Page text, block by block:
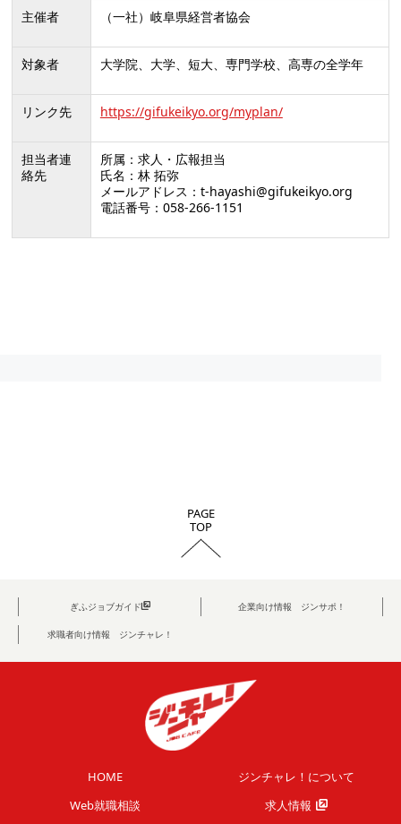
主催者 （一社）岐阜県経営者協会
対象者 大学院、大学、短大、専門学校、高専の全学年
リンク先 https://gifukeikyo.org/myplan/
担当者連
絡先
所属：求人・広報担当
氏名：林 拓弥
メールアドレス：t-hayashi@gifukeikyo.org
電話番号：058-266-1151
PAGE
TOP
ぎふジョブガイド 企業向け情報 ジンサポ！
求職者向け情報 ジンチャレ！
HOME
ジンチャレ！について
Web就職相談
求人情報